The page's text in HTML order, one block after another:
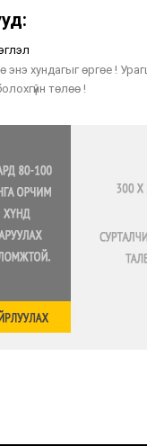
энэ хундагыг өргөе !
төлөө !